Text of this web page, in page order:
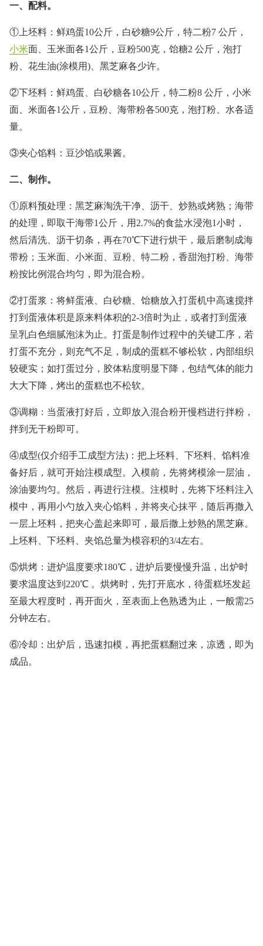
一、配料。
①上坯料：鲜鸡蛋10公斤，白砂糖9公斤，特二粉7 公斤，
小米面、玉米面各1公斤，豆粉500克，饴糖2 公斤，泡打
粉、花生油(涂模用)、黑芝麻各少许。
②下坯料：鲜鸡蛋、白砂糖各10公斤，特二粉8 公斤，小米
面、米面各1公斤，豆粉、海带粉各500克，泡打粉、水各适
量。
③夹心馅料：豆沙馅或果酱。
二、制作。
①原料预处理：黑芝麻淘洗干净、沥干、炒熟或烤熟；海带
的处理，即取干海带1公斤，用2.7%的食盐水浸泡1小时，
然后清洗、沥干切条，再在70℃下进行烘干，最后磨制成海
带粉；玉米面、小米面、豆粉、特二粉，香甜泡打粉、海带
粉按比例混合均匀，即为混合粉。
②打蛋浆：将鲜蛋液、白砂糖、饴糖放入打蛋机中高速搅拌
打到蛋液体积是原来料体积的2-3倍时为止，或者打到蛋液
呈乳白色细腻泡沫为止。打蛋是制作过程中的关键工序，若
打蛋不充分，则充气不足，制成的蛋糕不够松软，内部组织
较硬实；如打蛋过分，胶体粘度明显下降，包结气体的能力
大大下降，烤出的蛋糕也不松软。
③调糊：当蛋液打好后，立即放入混合粉开慢档进行拌粉，
拌到无干粉即可。
④成型(仅介绍手工成型方法)：把上坯料、下坯料、馅料准
备好后，就可开始注模成型。入模前，先将烤模涂一层油，
涂油要均匀。然后，再进行注模。注模时，先将下坯料注入
模中，再用小勺放入夹心馅料，并将夹心抹平，随后再撒入
一层上坯料，把夹心盖起来即可，最后撒上炒熟的黑芝麻。
上坯料、下坯料、夹馅总量为模容积的3/4左右。
⑤烘烤：进炉温度要求180℃，进炉后要慢慢升温，出炉时
要求温度达到220℃ 。烘烤时，先打开底水，待蛋糕坯发起
至最大程度时，再开面火，至表面上色熟透为止，一般需25
分钟左右。
⑥冷却：出炉后，迅速扣模，再把蛋糕翻过来，凉透，即为
成品。